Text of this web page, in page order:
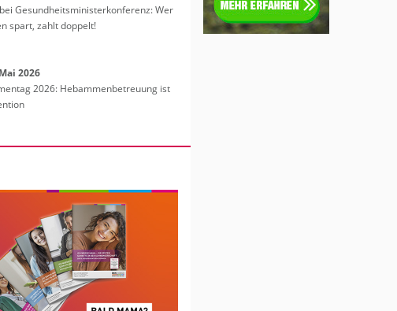
Ge­sund­heits­mi­nis­ter­kon­fe­renz: Wer
spart, zahlt dop­pelt!
2026
2026: Heb­am­men­be­treu­ung ist